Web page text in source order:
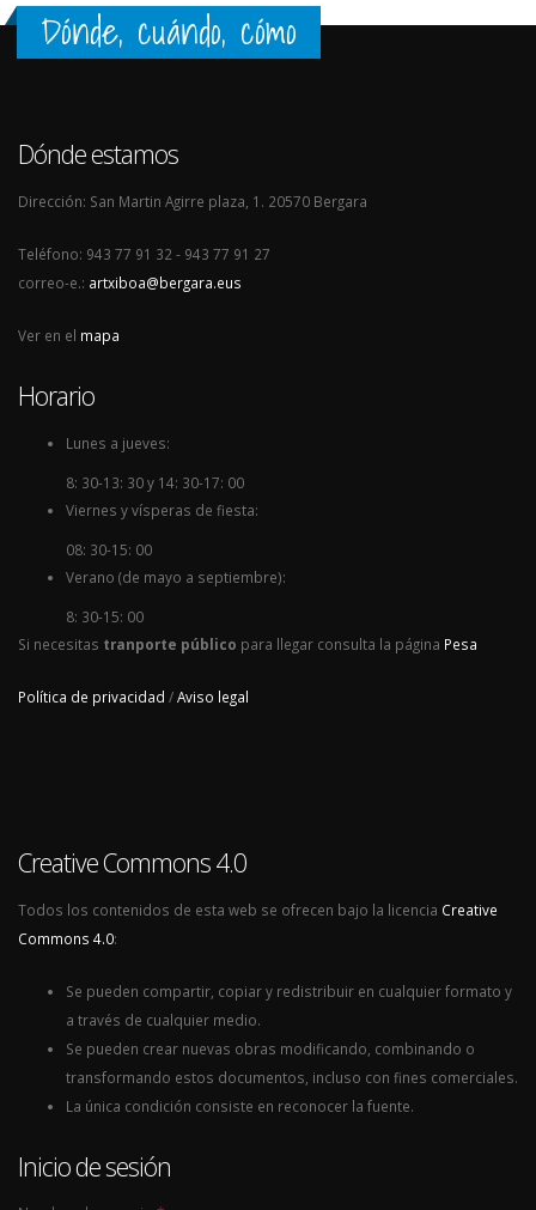
Dónde, cuándo, cómo
Dónde estamos
Dirección: San Martin Agirre plaza, 1. 20570 Bergara
Teléfono: 943 77 91 32 - 943 77 91 27
correo-e.: artxiboa@bergara.eus
Ver en el mapa
Horario
Lunes a jueves:
8: 30-13: 30 y 14: 30-17: 00
Viernes y vísperas de fiesta:
08: 30-15: 00
Verano (de mayo a septiembre):
8: 30-15: 00
Si necesitas tranporte público para llegar consulta la página Pesa
Política de privacidad /Aviso legal
Creative Commons 4.0
Todos los contenidos de esta web se ofrecen bajo la licencia Creative
Commons 4.0:
Se pueden compartir, copiar y redistribuir en cualquier formato y
a través de cualquier medio.
Se pueden crear nuevas obras modificando, combinando o
transformando estos documentos, incluso con fines comerciales.
La única condición consiste en reconocer la fuente.
Inicio de sesión